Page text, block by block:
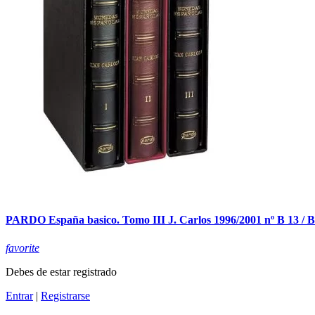
PARDO España basico. Tomo III J. Carlos 1996/2001 nº B 13 /
favorite
Debes de estar registrado
Entrar| Registrarse